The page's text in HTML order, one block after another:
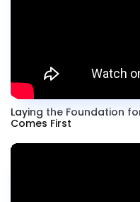
Laying the Foundation
Comes First